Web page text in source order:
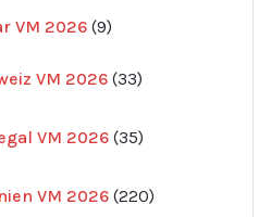
VM 2026 99
VM 2026 33
produkter
VM 2026 35
produkter
VM 2026 220
produkter